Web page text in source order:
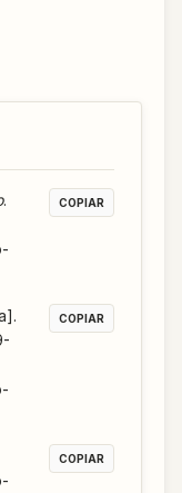
.
COPIAR
COPIAR
COPIAR